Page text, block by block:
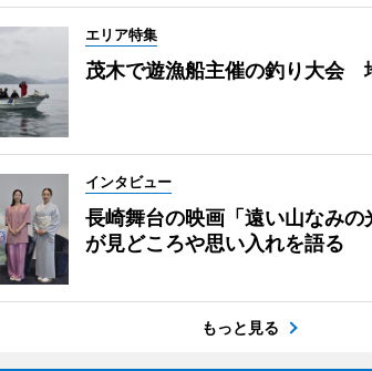
エリア特集
茂木で遊漁船主催の釣り大会
インタビュー
長崎舞台の映画「遠い山なみ
が見どころや思い入れを語る
もっと見る